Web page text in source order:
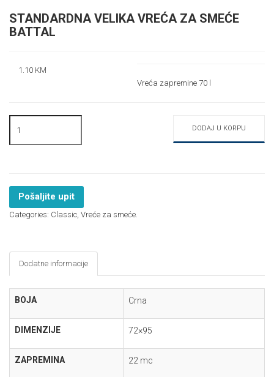
STANDARDNA VELIKA VREĆA ZA SMEĆE
BATTAL
1.10 KM
Vreća zapremine 70 l
DODAJ U KORPU
Pošaljite upit
Categories: Classic, Vreće za smeće.
Dodatne informacije
BOJA Crna
DIMENZIJE 72×95
ZAPREMINA 22 mc